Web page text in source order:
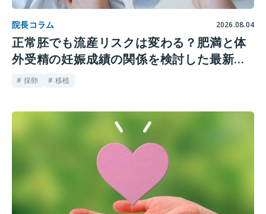
院長コラム 2026.08.04
正常胚でも流産リスクは変わる？肥満と体
外受精の妊娠成績の関係を検討した最新研
究
# 採卵 # 移植